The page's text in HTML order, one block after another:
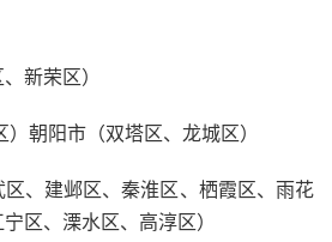
新荣区）
朝阳市（双塔区、龙城区）
、建邺区、秦淮区、栖霞区、雨花
区、溧水区、高淳区）